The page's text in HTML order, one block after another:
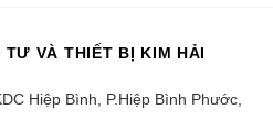
TƯ VÀ THIẾT BỊ KIM HẢI
Hiệp Bình, P.Hiệp Bình Phước,